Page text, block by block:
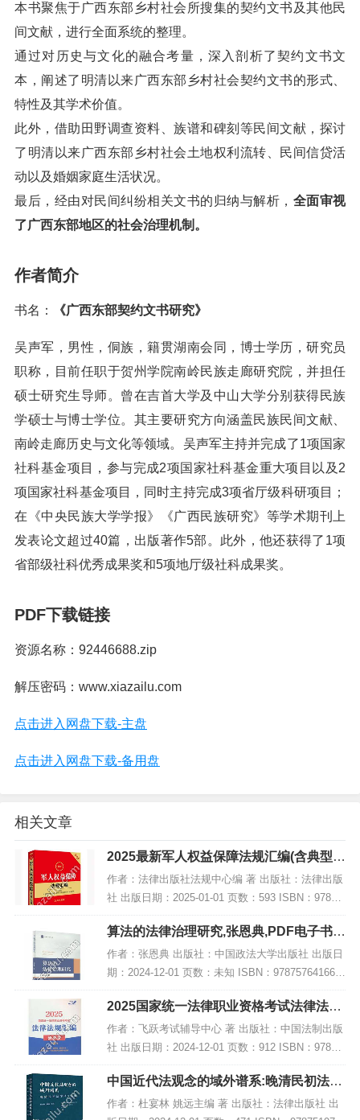
本书聚焦于广西东部乡村社会所搜集的契约文书及其他民
间文献，进行全面系统的整理。
通过对历史与文化的融合考量，深入剖析了契约文书文
本，阐述了明清以来广西东部乡村社会契约文书的形式、
特性及其学术价值。
此外，借助田野调查资料、族谱和碑刻等民间文献，探讨
了明清以来广西东部乡村社会土地权利流转、民间信贷活
动以及婚姻家庭生活状况。
最后，经由对民间纠纷相关文书的归纳与解析， 全面审视
了广西东部地区的社会治理机制。
作者简介
书名： 《广西东部契约文书研究》
吴声军，男性，侗族，籍贯湖南会同，博士学历，研究员
职称，目前任职于贺州学院南岭民族走廊研究院，并担任
硕士研究生导师。曾在吉首大学及中山大学分别获得民族
学硕士与博士学位。其主要研究方向涵盖民族民间文献、
南岭走廊历史与文化等领域。吴声军主持并完成了1项国家
社科基金项目，参与完成2项国家社科基金重大项目以及2
项国家社科基金项目，同时主持完成3项省厅级科研项目；
在《中央民族大学学报》《广西民族研究》等学术期刊上
发表论文超过40篇，出版著作5部。此外，他还获得了1项
省部级社科优秀成果奖和5项地厅级社科成果奖。
PDF下载链接
资源名称：92446688.zip
解压密码：www.xiazailu.com
点击进入网盘下载-主盘
点击进入网盘下载-备用盘
相关文章
2025最新军人权益保障法规汇编(含典型案
例),PDF下载
作者：法律出版社法规中心编 著 出版社：法律出版
社 出版日期：2025-01-01 页数：593 ISBN：97875
19798079 电子书大小：191MB [高清扫描版PDF格
式] 内容...
算法的法律治理研究,张恩典,PDF电子书下
载,网盘资源
作者：张恩典 出版社：中国政法大学出版社 出版日
期：2024-12-01 页数：未知 ISBN：978757641668
8 电子书大小：185MB [高清扫描版PDF格式] 内容
简介 202...
2025国家统一法律职业资格考试法律法规
汇编(便携本)第一卷【2025飞跃版?便…,P
DF
作者：飞跃考试辅导中心 著 出版社：中国法制出版
社 出版日期：2024-12-01 页数：912 ISBN：97875
21647723 电子书大小：256MB [高清扫描版PDF格
式] 内容...
中国近代法观念的域外谱系:晚清民初法学
译文选编,PDF下载
作者：杜宴林 姚远主编 著 出版社：法律出版社 出